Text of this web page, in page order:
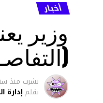
أخبار
وزير
نشرت منذ
بقلم إدارة